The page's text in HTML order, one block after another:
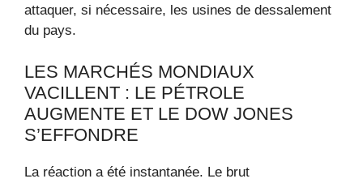
attaquer, si nécessaire, les usines de dessalement
du pays.
LES MARCHÉS MONDIAUX
VACILLENT : LE PÉTROLE
AUGMENTE ET LE DOW JONES
S’EFFONDRE
La réaction a été instantanée. Le brut